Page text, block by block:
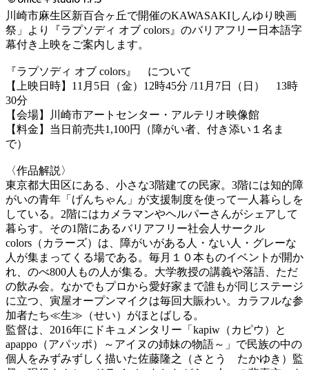
川崎市麻生区新百合ヶ丘で開催のKAWASAKIしんゆり映画
祭」より『ラプソディ オブ colors』のバリアフリー日本語字
幕付き上映をご案内します。
『ラプソディ オブ colors』 について
【上映日時】11月5日（金）12時45分 /11月7日（日） 13時
30分
【会場】川崎市アートセンター・アルテリオ映像館
【料金】当日前売共1,100円（障がい者、付き添い１名ま
で）
〈作品解説〉
東京都大田区にある、小さな3階建ての民家。3階には知的障
がいの青年「げんちゃん」が支援制度を使って一人暮らしを
している。2階にはカメラマンやヘルパーさんがシェアして
暮らす。その1階にあるバリアフリー社会人サークル
colors（カラーズ）は、障がいがある人・ない人・グレーな
人が集まってくる場である。毎月１０本ものイベントが開か
れ、のべ800人もの人が集る。大学教授の講義や落語、ただ
の飲み会。なかでもプロから愛好家まで誰もが同じステージ
に立つ、寅屋オープンマイクは毎回大賑わい。カラフルな参
加者たち≪生≫（せい）がほとばしる。
監督は、2016年にドキュメンタリー「kapiw（カピウ）と
apappo（アパッポ）～アイヌの姉妹の物語～」で民族の中の
個人をみずみずしく描いた佐藤隆之（さとう たかゆき）監